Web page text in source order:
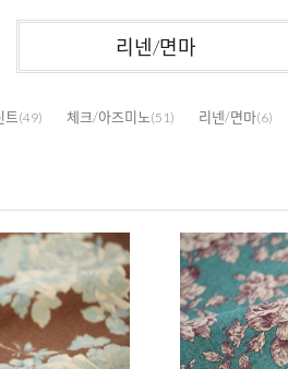
리넨/면마
트(49) 체크/아즈미노(51) 리넨/면마(6)